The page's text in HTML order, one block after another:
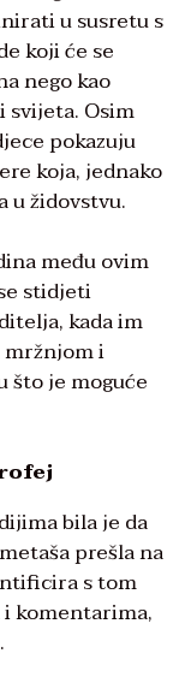
u susretu s
koji će se
nego kao
svijeta. Osim
pokazuju
koja, jednako
u židovstvu.
među ovim
stidjeti
kada im
i
što je moguće
bila je da
prešla na
s tom
komentarima,